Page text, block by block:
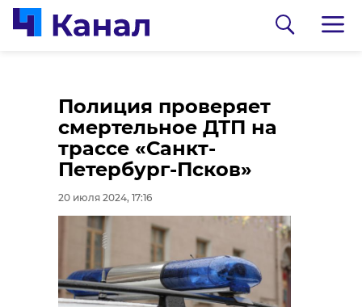
Полиция проверяет
смертельное ДТП на
трассе «Санкт-
Петербург-Псков»
20 июля 2024, 17:16
Самокатный патруль
появился у станций
метро «Беговая»
20 июля 2024, 17:07
0:00 / 0:00
Фонтанка